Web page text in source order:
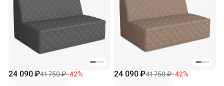
24 090 ₽41 750 ₽−42% 24 090 ₽41 750 ₽−42%